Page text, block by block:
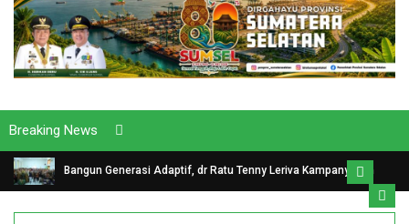
Breaking News
Bangun Generasi Adaptif, dr Ratu Tenny Leriva Kampanyekan